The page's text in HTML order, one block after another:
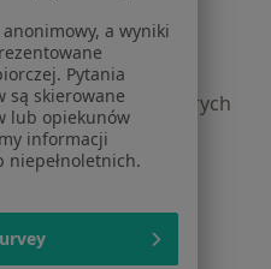
pacjentów
profesjonalistów
których
samodzielnie
a wyniki
Pytania
są skierowane
lub opiekunów
informacji
niepełnoletnich.